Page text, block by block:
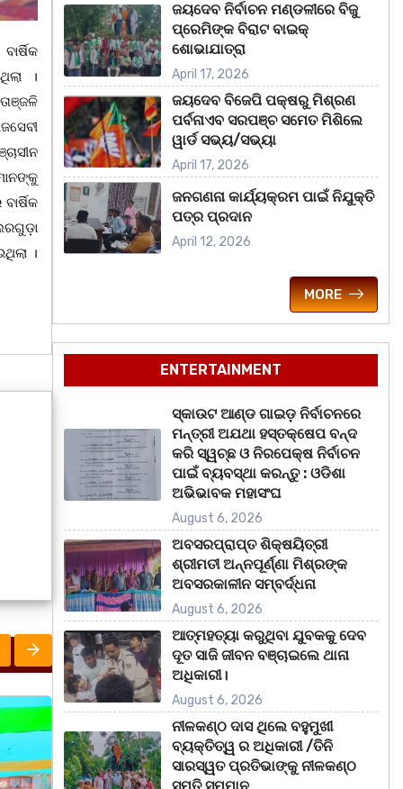
।
।
ରାଜ୍ୟ
ଜୟଦେବ ନିର୍ବାଚନ ମଣ୍ଡଳୀରେ ବିଜୁ
ପ୍ରେମିଙ୍କ ବିରାଟ ବାଇକ୍
ଶୋଭାଯାତ୍ରା
April 17, 2026
ଜୟଦେବ ବିଜେପି ପକ୍ଷରୁ ମିଶ୍ରଣ
ପର୍ବନାଏବ ସରପଞ୍ଚ ସମେତ ମିଶିଲେ
ୱାର୍ଡ ସଭ୍ୟ/ସଭ୍ୟା
April 17, 2026
ଜନଗଣନା କାର୍ଯ୍ୟକ୍ରମ ପାଇଁ ନିଯୁକ୍ତି
ପତ୍ର ପ୍ରଦାନ
April 12, 2026
MORE
ENTERTAINMENT
ସ୍କାଉଟ ଆଣ୍ଡ ଗାଇଡ଼ ନିର୍ବାଚନରେ
ମନ୍ତ୍ରୀ ଅଯଥା ହସ୍ତକ୍ଷେପ ବନ୍ଦ
କରି ସ୍ୱଚ୍ଛ ଓ ନିରପେକ୍ଷ ନିର୍ବାଚନ
ପାଇଁ ବ୍ୟବସ୍ଥା କରନ୍ତୁ : ଓଡିଶା
ଅଭିଭାବକ ମହାସଂଘ
August 6, 2026
ଅବସରପ୍ରାପ୍ତ ଶିକ୍ଷୟିତ୍ରୀ
ଶ୍ରୀମତୀ ଅନ୍ନପୂର୍ଣ୍ଣା ମିଶ୍ରଙ୍କ
ଅବସରକାଳୀନ ସମ୍ବର୍ଦ୍ଧନା
August 6, 2026
ଆତ୍ମହତ୍ୟା କରୁଥିବା ଯୁବକକୁ ଦେବ
ଦୂତ ସାଜି ଜୀବନ ବଞ୍ଚାଇଲେ ଥାନା
ଅଧିକାରୀ।
August 6, 2026
ନୀଳକଣ୍ଠ ଦାସ ଥିଲେ ବହୁମୁଖୀ
ବ୍ୟକ୍ତିତ୍ୱ ର ଅଧିକାରୀ /ତିନି
ସାରସ୍ୱତ ପ୍ରତିଭାଙ୍କୁ ନୀଳକଣ୍ଠ